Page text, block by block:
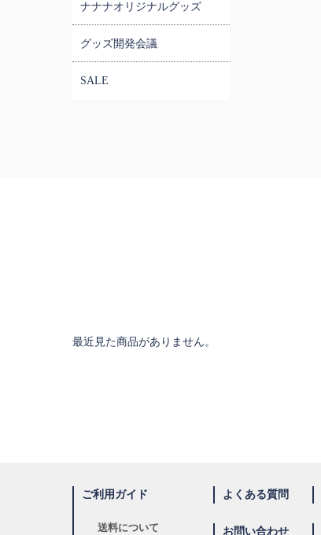
ナナナオリジナルグッズ
グッズ開発会議
SALE
最近見た商品がありません。
ご利用ガイド
送料について
よくある質問
お問い合わせ